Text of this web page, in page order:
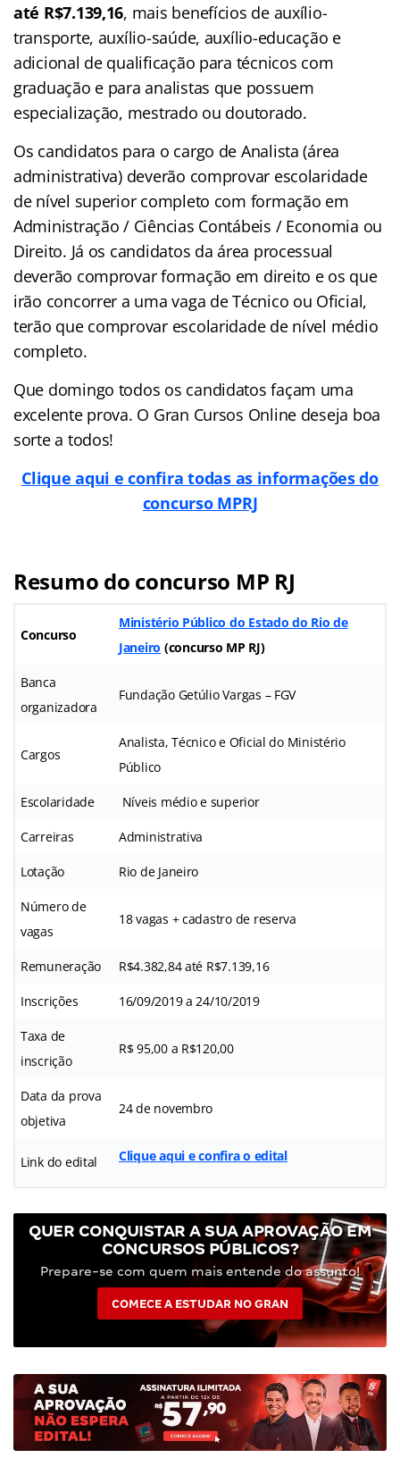
até R$7.139,16, mais benefícios de auxílio-
transporte, auxílio-saúde, auxílio-educação e
adicional de qualificação para técnicos com
graduação e para analistas que possuem
especialização, mestrado ou doutorado.
Os candidatos para o cargo de Analista (área
administrativa) deverão comprovar escolaridade
de nível superior completo com formação em
Administração / Ciências Contábeis / Economia ou
Direito. Já os candidatos da área processual
deverão comprovar formação em direito e os que
irão concorrer a uma vaga de Técnico ou Oficial,
terão que comprovar escolaridade de nível médio
completo.
Que domingo todos os candidatos façam uma
excelente prova. O Gran Cursos Online deseja boa
sorte a todos!
Clique aqui e confira todas as informações do
concurso MPRJ
Resumo do concurso MP RJ
Concurso
Ministério Público do Estado do Rio de
Janeiro (concurso MP RJ)
Banca
organizadora
Fundação Getúlio Vargas – FGV
Cargos
Analista, Técnico e Oficial do Ministério
Público
Escolaridade Níveis médio e superior
Carreiras Administrativa
Lotação Rio de Janeiro
Número de
vagas
18 vagas + cadastro de reserva
Remuneração R$4.382,84 até R$7.139,16
Inscrições 16/09/2019 a 24/10/2019
Taxa de
inscrição
R$ 95,00 a R$120,00
Data da prova
objetiva
24 de novembro
Link do edital Clique aqui e confira o edital
QUER CONQUISTAR A SUA APROVAÇÃO EM
CONCURSOS PÚBLICOS?
Prepare-se com quem mais entende do assunto!
COMECE A ESTUDAR NO GRAN